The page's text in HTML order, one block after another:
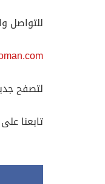
للتواصل
لتصفح
تابعنا